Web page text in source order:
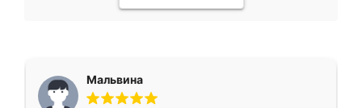
Мальвина